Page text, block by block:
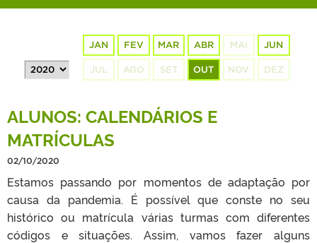
PORTARIAS
JAN FEV MAR ABR MAI JUN
JUL AGO SET OUT NOV DEZ
ALUNOS: CALENDÁRIOS E
MATRÍCULAS
02/10/2020
Estamos passando por momentos de adaptação por
causa da pandemia. É possível que conste no seu
histórico ou matrícula várias turmas com diferentes
códigos e situações. Assim, vamos fazer alguns